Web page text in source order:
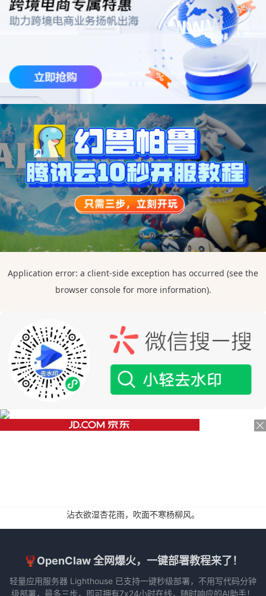
沾衣欲湿杏花雨，吹面不寒杨柳风。
🦞OpenClaw 全网爆火，一键部署教程来了！
轻量应用服务器 Lighthouse 已支持一键秒级部署，不用写代码分钟
级部署，最多三步，即可拥有7x24小时在线，随时响应的AI助手！